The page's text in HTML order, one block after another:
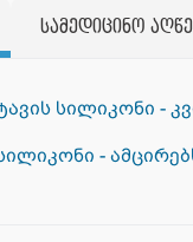
სამედიცინო
სილიკონი -
-